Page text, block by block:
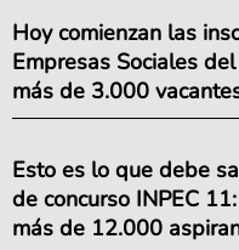
Hoy comienzan las
Empresas Sociales
más de 3.000
Esto es lo que debe
de concurso INPEC
más de 12.000